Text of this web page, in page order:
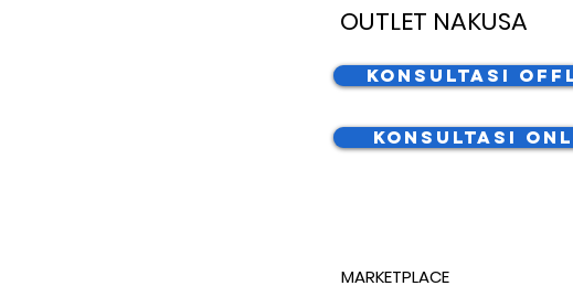
OUTLET NAKUSA
Konsultasi
Konsultasi
MARKETPLACE